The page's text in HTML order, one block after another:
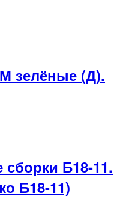
зелёные (Д).
Б18-11.
Б18-11)